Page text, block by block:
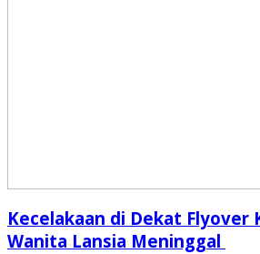
Kecelakaan di Dekat Flyover
Wanita Lansia Meninggal